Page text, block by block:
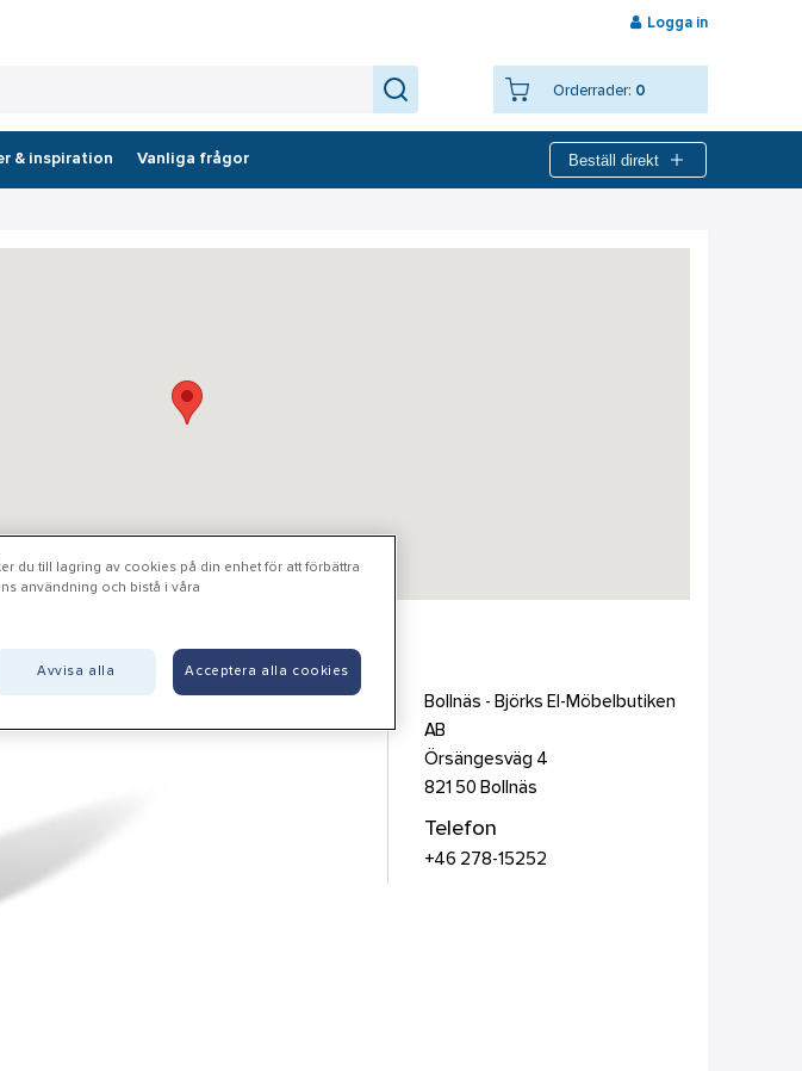
Logga in
Orderrader: 0
& inspiration Vanliga frågor Beställ direkt
Möbelbutiken AB
Bollnäs - Björks El-Möbelbutiken
AB
Örsängesväg 4
821 50 Bollnäs
Telefon
+46 278-15252
du till lagring av cookies på din enhet för att förbättra
användning och bistå i våra
Avvisa alla Acceptera alla cookies